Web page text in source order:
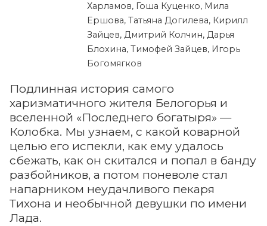
Харламов, Гоша Куценко, Мила
Ершова, Татьяна Догилева, Кирилл
Зайцев, Дмитрий Колчин, Дарья
Блохина, Тимофей Зайцев, Игорь
Богомягков
Подлинная история самого
харизматичного жителя Белогорья и
вселенной «Последнего богатыря» —
Колобка. Мы узнаем, с какой коварной
целью его испекли, как ему удалось
сбежать, как он скитался и попал в банду
разбойников, а потом поневоле стал
напарником неудачливого пекаря
Тихона и необычной девушки по имени
Лада.